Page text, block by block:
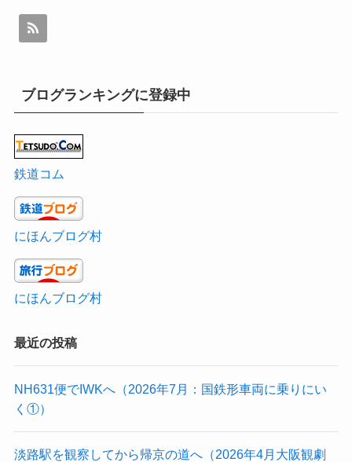
ブログランキングに登録中
鉄道コム
にほんブログ村
にほんブログ村
最近の投稿
NH631便でIWKへ（2026年7月：国鉄形車両に乗りにい
く①）
淡路駅を観察してから帰京の道へ（2026年4月大阪観劇